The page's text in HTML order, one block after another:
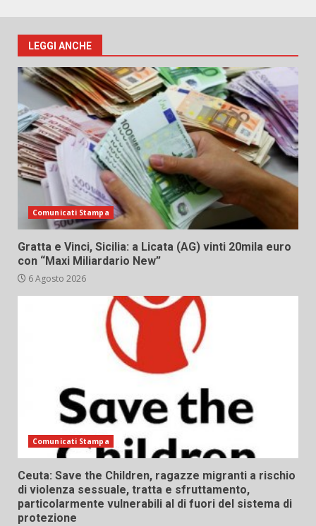
LEGGI ANCHE
Comunicati Stampa
Gratta e Vinci, Sicilia: a Licata (AG) vinti 20mila euro
con “Maxi Miliardario New”
6 Agosto 2026
Comunicati Stampa
Ceuta: Save the Children, ragazze migranti a rischio
di violenza sessuale, tratta e sfruttamento,
particolarmente vulnerabili al di fuori del sistema di
protezione